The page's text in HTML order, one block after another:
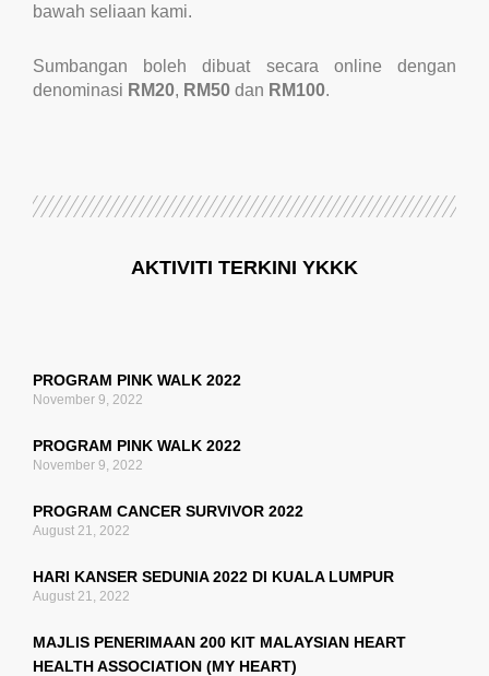
bawah seliaan kami.
Sumbangan boleh dibuat secara online dengan
denominasi RM20, RM50 dan RM100.
AKTIVITI TERKINI YKKK
PROGRAM PINK WALK 2022
November 9, 2022
PROGRAM PINK WALK 2022
November 9, 2022
PROGRAM CANCER SURVIVOR 2022
August 21, 2022
HARI KANSER SEDUNIA 2022 DI KUALA LUMPUR
August 21, 2022
MAJLIS PENERIMAAN 200 KIT MALAYSIAN HEART
HEALTH ASSOCIATION (MY HEART)